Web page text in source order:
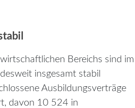
Bereichs sind im
insgesamt stabil
Ausbildungsverträge
davon 10 524 in